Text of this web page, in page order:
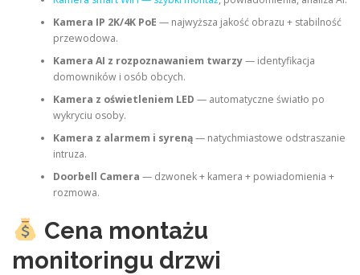
Kamera IP 2K/4K PoE — najwyższa jakość obrazu + stabilność
przewodowa.
Kamera AI z rozpoznawaniem twarzy— identyfikacja
domowników i osób obcych.
Kamera z oświetleniem LED — automatyczne światło po
wykryciu osoby.
Kamera z alarmem i syreną— natychmiastowe odstraszanie
intruza.
Doorbell Camera — dzwonek + kamera + powiadomienia +
rozmowa.
Cena montażu
monitoringu drzwi